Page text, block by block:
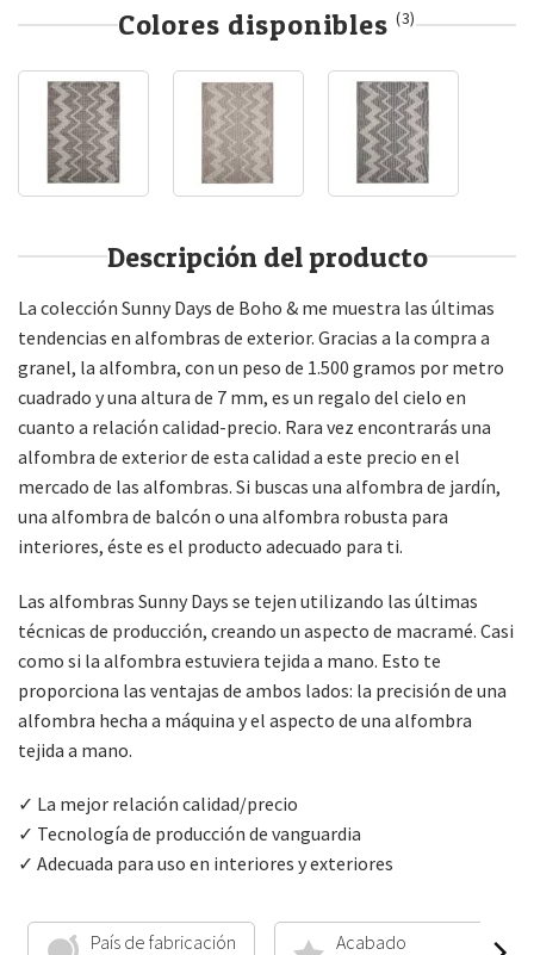
Colores disponibles (3)
Descripción del producto
La colección Sunny Days de Boho & me muestra las últimas
tendencias en alfombras de exterior. Gracias a la compra a
granel, la alfombra, con un peso de 1.500 gramos por metro
cuadrado y una altura de 7 mm, es un regalo del cielo en
cuanto a relación calidad-precio. Rara vez encontrarás una
alfombra de exterior de esta calidad a este precio en el
mercado de las alfombras. Si buscas una alfombra de jardín,
una alfombra de balcón o una alfombra robusta para
interiores, éste es el producto adecuado para ti.
Las alfombras Sunny Days se tejen utilizando las últimas
técnicas de producción, creando un aspecto de macramé. Casi
como si la alfombra estuviera tejida a mano. Esto te
proporciona las ventajas de ambos lados: la precisión de una
alfombra hecha a máquina y el aspecto de una alfombra
tejida a mano.
✓ La mejor relación calidad/precio
✓ Tecnología de producción de vanguardia
✓ Adecuada para uso en interiores y exteriores
País de fabricación
Acabado